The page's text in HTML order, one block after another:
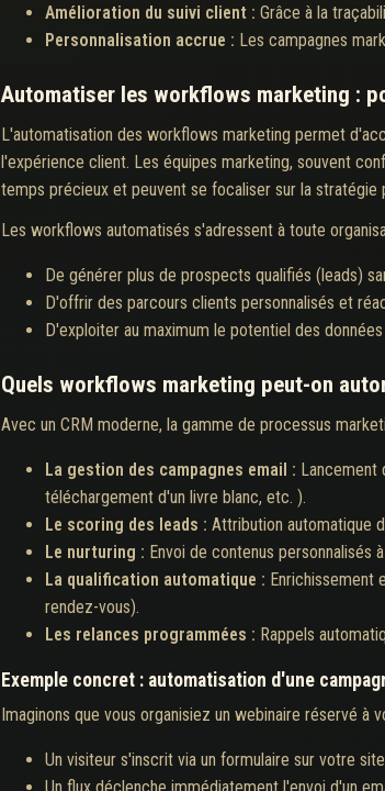
Amélioration du suivi client : Grâce à la
Personnalisation accrue : Les campagnes
Automatiser les workflows marketing :
L'automatisation des workflows marketing permet
l'expérience client. Les équipes marketing, souvent
temps précieux et peuvent se focaliser sur la stratégie
Les workflows automatisés s'adressent à toute
De générer plus de prospects qualifiés (leads)
D'offrir des parcours clients personnalisés et
D'exploiter au maximum le potentiel des
Quels workflows marketing peut-on
Avec un CRM moderne, la gamme de processus
La gestion des campagnes email : Lancement
téléchargement d'un livre blanc, etc. ).
Le scoring des leads : Attribution automatique
Le nurturing : Envoi de contenus personnalisés
La qualification automatique : Enrichissement
rendez-vous).
Les relances programmées : Rappels
Exemple concret : automatisation d'une
Imaginons que vous organisiez un webinaire réservé à
Un visiteur s'inscrit via un formulaire sur votre
Un flux déclenche immédiatement l'envoi d'un